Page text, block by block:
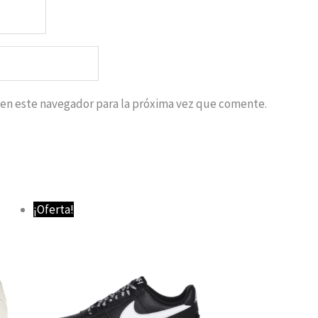
este navegador para la próxima vez que comente.
¡Oferta!
El
precio